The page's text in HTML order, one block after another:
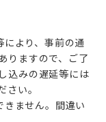
より、事前の通
りますので、ご了
込みの遅延等には
い。
ません。間違い